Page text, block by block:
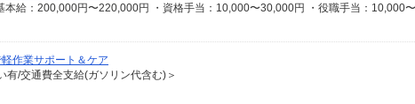
作業サポート＆ケア
/交通費全支給(ガソリン代含む)＞